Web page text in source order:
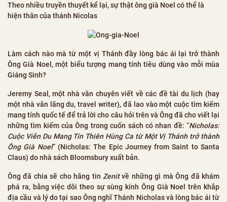
Theo nhiều truyền thuyết kể lại, sự thật ông già Noel có thể là
hiện thân của thánh Nicolas
Làm cách nào mà từ một vị Thánh đầy lòng bác ái lại trở thành
Ông Già Noel, một biểu tượng mang tính tiêu dùng vào mỗi mùa
Giáng Sinh?
Jeremy Seal, một nhà văn chuyên viết về các đề tài du lịch (hay
một nhà văn lãng du, travel writer), đã lao vào một cuộc tìm kiếm
mang tính quốc tế để trả lời cho câu hỏi trên và Ông đã cho viết lại
những tìm kiếm của Ông trong cuốn sách có nhan đề: “Nicholas:
Cuộc Viễn Du Mang Tín Thiên Hùng Ca từ Một Vị Thánh trở thành
Ông Già Noel” (Nicholas: The Epic Journey from Saint to Santa
Claus) do nhà sách Bloomsbury xuất bản.
Ông đã chia sẽ cho hãng tin Zenitvề những gì mà Ông đã khám
phá ra, bằng việc dõi theo sự sùng kính Ông Già Noel trên khắp
địa cầu và lý do tại sao Ông nghĩ Thánh Nicholas và lòng bác ái từ